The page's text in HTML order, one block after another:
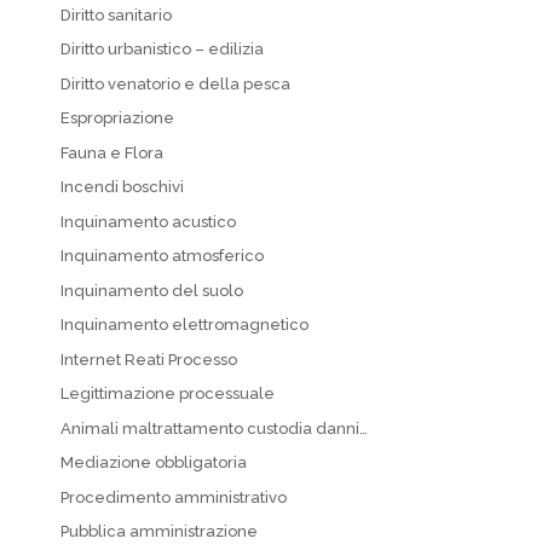
Diritto sanitario
Diritto urbanistico – edilizia
Diritto venatorio e della pesca
Espropriazione
Fauna e Flora
Incendi boschivi
Inquinamento acustico
Inquinamento atmosferico
Inquinamento del suolo
Inquinamento elettromagnetico
Internet Reati Processo
Legittimazione processuale
Animali maltrattamento custodia danni…
Mediazione obbligatoria
Procedimento amministrativo
Pubblica amministrazione